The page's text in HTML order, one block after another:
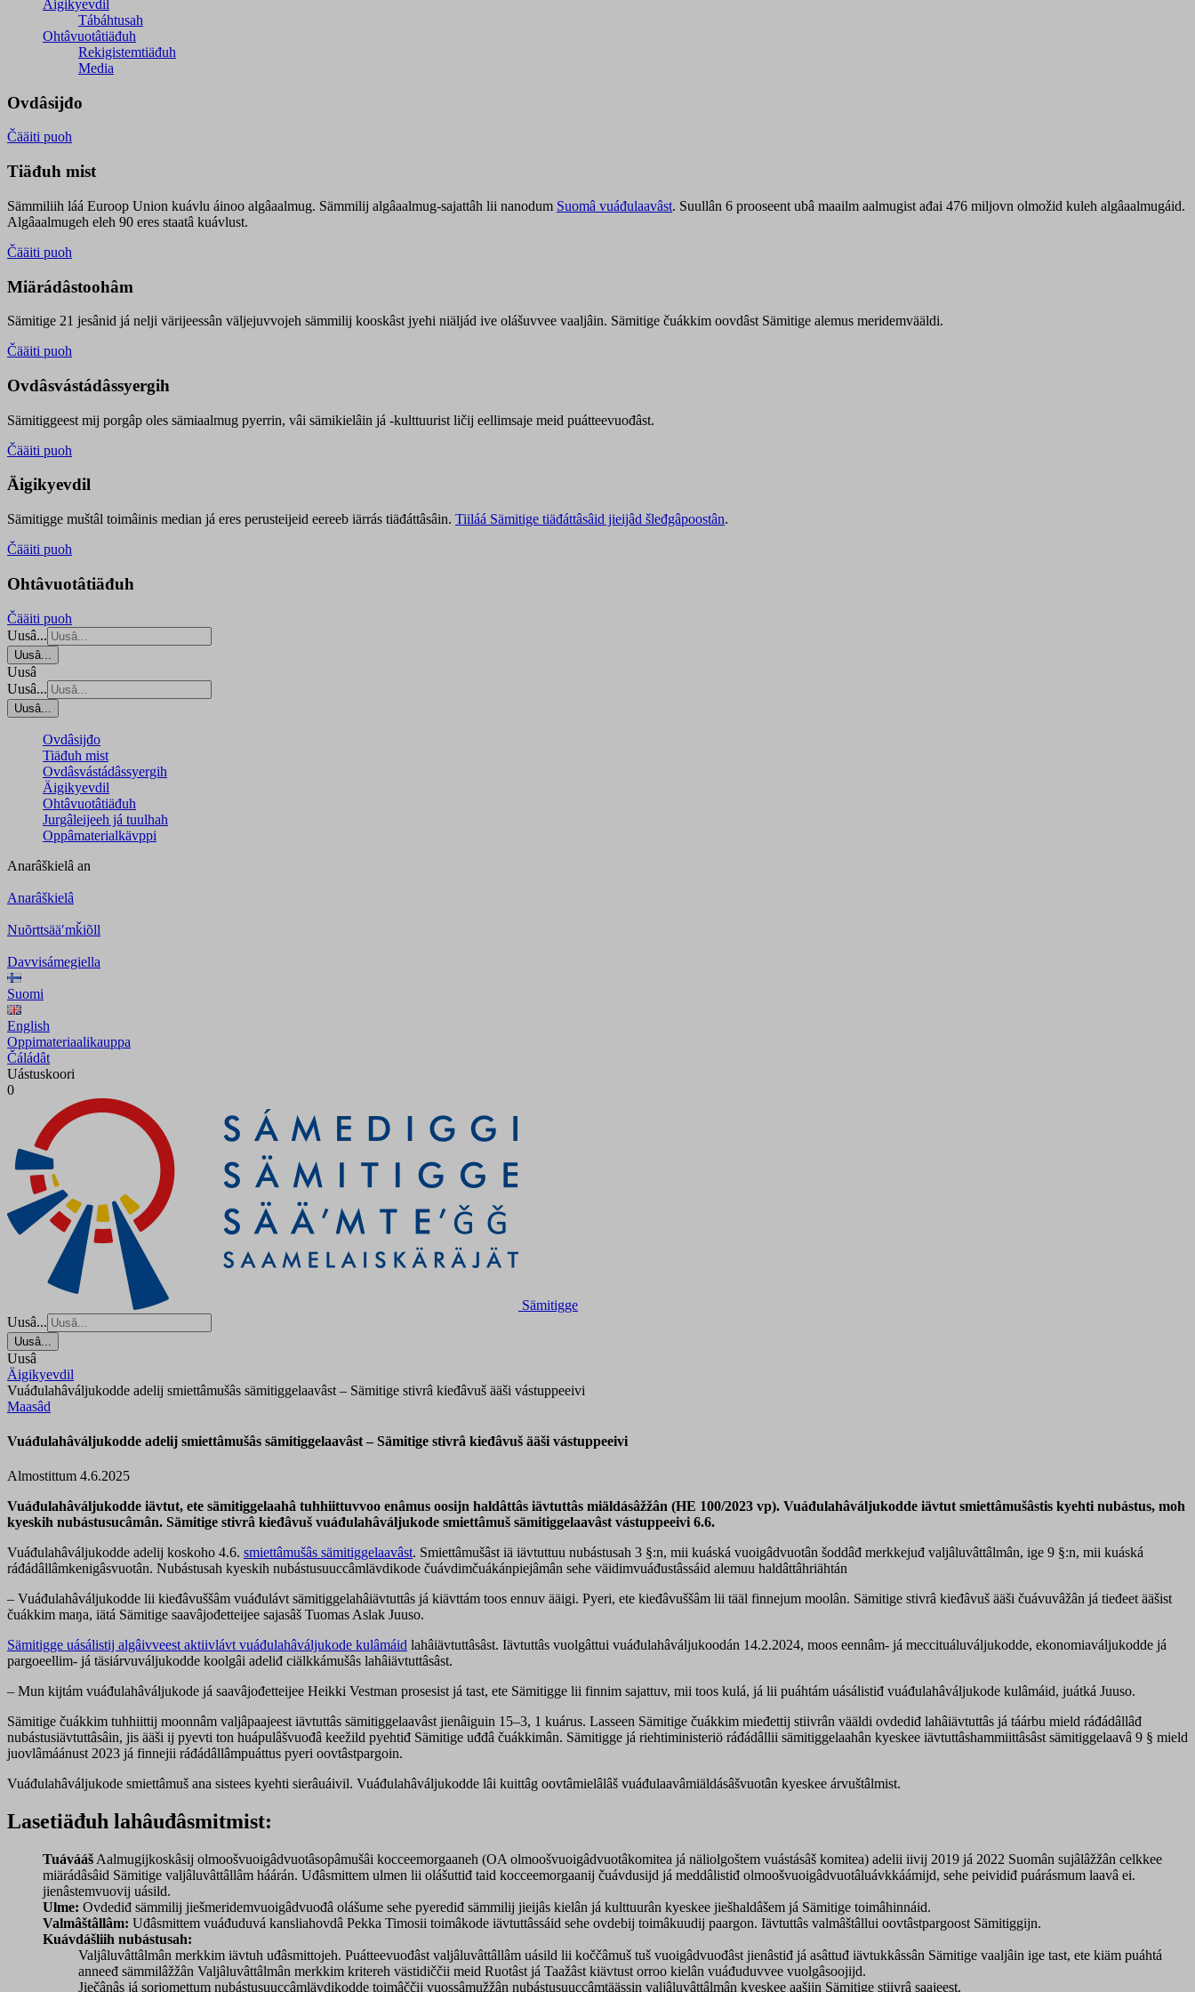
Äigikyevdil
Tábáhtusah
Ohtâvuotâtiäđuh
Rekigistemtiäđuh
Media
Ovdâsijđo
Čääiti puoh
Tiäđuh mist
Sämmiliih láá Euroop Union kuávlu áinoo algâaalmug. Sämmilij algâaalmug-sajattâh lii nanodum Suomâ vuáđulaavâst. Suullân 6 prooseent ubâ maailm aalmugist ađai 476 miljovn olmožid kuleh algâaalmugáid.
Algâaalmugeh eleh 90 eres staatâ kuávlust.
Čääiti puoh
Miärádâstoohâm
Sämitige 21 jesânid já nelji värijeessân väljejuvvojeh sämmilij kooskâst jyehi niäljád ive olášuvvee vaaljâin. Sämitige čuákkim oovdâst Sämitige alemus meridemvääldi.
Čääiti puoh
Ovdâsvástádâssyergih
Sämitiggeest mij porgâp oles sämiaalmug pyerrin, vâi sämikielâin já -kulttuurist ličij eellimsaje meid puátteevuođâst.
Čääiti puoh
Äigikyevdil
Sämitigge muštâl toimâinis median já eres perusteijeid eereeb iärrás tiäđáttâsâin. Tiiláá Sämitige tiäđáttâsâid jieijâd šleđgâpoostân.
Čääiti puoh
Ohtâvuotâtiäđuh
Čääiti puoh
Uusâ...
Uusâ...
Uusâ
Uusâ...
Uusâ...
Ovdâsijđo
Tiäđuh mist
Ovdâsvástádâssyergih
Äigikyevdil
Ohtâvuotâtiäđuh
Jurgâleijeeh já tuulhah
Oppâmaterialkävppi
Anarâškielâ an
Anarâškielâ
Nuõrttsääʹmǩiõll
Davvisámegiella
Suomi
English
Oppimateriaalikauppa
Čáládât
Uástuskoori
0
Sämitigge
Uusâ...
Uusâ...
Uusâ
Äigikyevdil
Vuáđulahâváljukodde adelij smiettâmušâs sämitiggelaavâst – Sämitige stivrâ kieđâvuš ääši vástuppeeivi
Maasâd
Vuáđulahâváljukodde adelij smiettâmušâs sämitiggelaavâst – Sämitige stivrâ kieđâvuš ääši vástuppeeivi
Almostittum 4.6.2025
Vuáđulahâváljukodde iävtut, ete sämitiggelaahâ tuhhiittuvvoo enâmus oosijn haldâttâs iävtuttâs miäldásâžžân (HE 100/2023 vp). Vuáđulahâváljukodde iävtut smiettâmušâstis kyehti nubástus, moh
kyeskih nubástusucâmân. Sämitige stivrâ kieđâvuš vuáđulahâváljukode smiettâmuš sämitiggelaavâst vástuppeeivi 6.6.
Vuáđulahâváljukodde adelij koskoho 4.6. smiettâmušâs sämitiggelaavâst. Smiettâmušâst iä iävtuttuu nubástusah 3 §:n, mii kuáská vuoigâdvuotân šoddâđ merkkejuđ valjâluvâttâlmân, ige 9 §:n, mii kuáská
ráđádâllâmkenigâsvuotân. Nubástusah kyeskih nubástusuuccâmlävdikode čuávdimčuákánpiejâmân sehe väidimvuáđustâssáid alemuu haldâttâhriähtán
– Vuáđulahâváljukodde lii kieđâvuššâm vuáđulávt sämitiggelahâiävtuttâs já kiävttám toos ennuv ääigi. Pyeri, ete kieđâvuššâm lii tääl finnejum moolân. Sämitige stivrâ kieđâvuš ääši čuávuvâžân já tieđeet ääšist
čuákkim maŋa, iätá Sämitige saavâjođetteijee sajasâš Tuomas Aslak Juuso.
Sämitigge uásálistij algâivveest aktiivlávt vuáđulahâváljukode kulâmáid lahâiävtuttâsâst. Iävtuttâs vuolgâttui vuáđulahâváljukoodán 14.2.2024, moos eennâm- já meccituáluváljukodde, ekonomiaváljukodde já
pargoeellim- já täsiárvuváljukodde koolgâi adeliđ ciälkkámušâs lahâiävtuttâsâst.
– Mun kijtám vuáđulahâváljukode já saavâjođetteijee Heikki Vestman prosesist já tast, ete Sämitigge lii finnim sajattuv, mii toos kulá, já lii puáhtám uásálistiđ vuáđulahâváljukode kulâmáid, juátká Juuso.
Sämitige čuákkim tuhhiittij moonnâm valjâpaajeest iävtuttâs sämitiggelaavâst jienâiguin 15–3, 1 kuárus. Lasseen Sämitige čuákkim mieđettij stiivrân vääldi ovdediđ lahâiävtuttâs já táárbu mield ráđádâllâđ
nubástusiävtuttâsâin, jis ääši ij pyevti ton huápulâšvuođâ keežild pyehtiđ Sämitige uđđâ čuákkimân. Sämitigge já riehtiministeriö ráđádâllii sämitiggelaahân kyeskee iävtuttâshammiittâsâst sämitiggelaavâ 9 § mield
juovlâmáánust 2023 já finnejii ráđádâllâmpuáttus pyeri oovtâstpargoin.
Vuáđulahâváljukode smiettâmuš ana sistees kyehti sierâuáivil. Vuáđulahâváljukodde lâi kuittâg oovtâmielâlâš vuáđulaavâmiäldásâšvuotân kyeskee árvuštâlmist.
Lasetiäđuh lahâuđâsmitmist:
Tuávááš Aalmugijkoskâsij olmoošvuoigâdvuotâsopâmušâi kocceemorgaaneh (OA olmoošvuoigâdvuotâkomitea já näliolgoštem vuástásâš komitea) adelii iivij 2019 já 2022 Suomân sujâlâžžân celkkee
miärádâsâid Sämitige valjâluvâttâllâm háárán. Uđâsmittem ulmen lii olášuttiđ taid kocceemorgaanij čuávdusijd já meddâlistiđ olmoošvuoigâdvuotâluávkkáámijd, sehe peividiđ puárásmum laavâ ei.
jienâstemvuovij uásild.
Ulme: Ovdediđ sämmilij jiešmeridemvuoigâdvuođâ olášume sehe pyerediđ sämmilij jieijâs kielân já kulttuurân kyeskee jiešhaldâšem já Sämitige toimâhinnáid.
Valmâštâllâm: Uđâsmittem vuáđuduvá kansliahovdâ Pekka Timosii toimâkode iävtuttâssáid sehe ovdebij toimâkuudij paargon. Iävtuttâs valmâštâllui oovtâstpargoost Sämitiggijn.
Kuávdášliih nubástusah:
Valjâluvâttâlmân merkkim iävtuh uđâsmittojeh. Puátteevuođâst valjâluvâttâllâm uásild lii koččâmuš tuš vuoigâdvuođâst jienâstiđ já asâttuđ iävtukkâssân Sämitige vaaljâin ige tast, ete kiäm puáhtá
anneeđ sämmilâžžân Valjâluvâttâlmân merkkim kritereh västidiččii meid Ruotâst já Taažâst kiävtust orroo kielân vuáđuduvvee vuolgâsoojijd.
Jiečânâs já sorjomettum nubástusuuccâmlävdikodde toimâččij vuossâmužžân nubástusuuccâmtäässin valjâluvâttâlmân kyeskee aašijn Sämitige stiivrâ saajeest.